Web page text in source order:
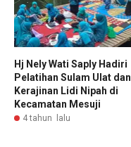
Hj Nely Wati Saply Hadiri
Pelatihan Sulam Ulat dan
Kerajinan Lidi Nipah di
Kecamatan Mesuji
4 tahun lalu